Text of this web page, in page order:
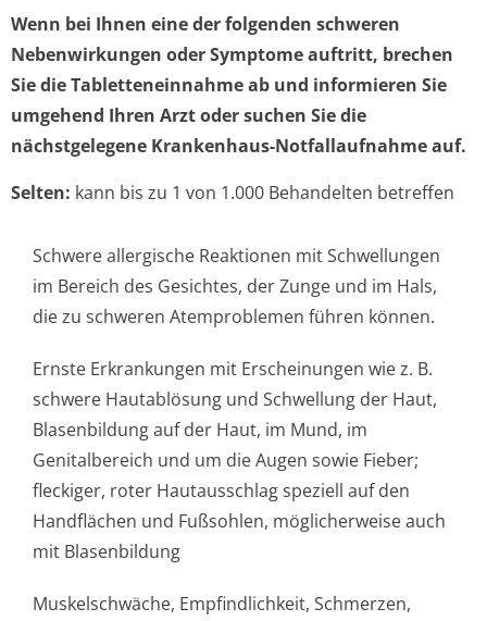
Wenn bei Ihnen eine der folgenden schweren
Nebenwirkungen oder Symptome auftritt, brechen
Sie die Tabletteneinnahme ab und informieren Sie
umgehend Ihren Arzt oder suchen Sie die
nächstgelegene Krankenhaus-Notfallaufnahme auf.
Selten: kann bis zu 1 von 1.000 Behandelten betreffen
Schwere allergische Reaktionen mit Schwellungen
im Bereich des Gesichtes, der Zunge und im Hals,
die zu schweren Atemproblemen führen können.
Ernste Erkrankungen mit Erscheinungen wie z. B.
schwere Hautablösung und Schwellung der Haut,
Blasenbildung auf der Haut, im Mund, im
Genitalbereich und um die Augen sowie Fieber;
fleckiger, roter Hautausschlag speziell auf den
Handflächen und Fußsohlen, möglicherweise auch
mit Blasenbildung
Muskelschwäche, Empfindlichkeit, Schmerzen,